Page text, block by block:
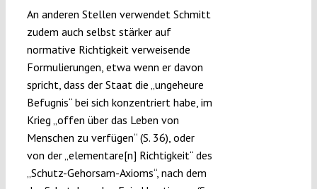
An anderen Stellen verwendet Schmitt
zudem auch selbst stärker auf
normative Richtigkeit verweisende
Formulierungen, etwa wenn er davon
spricht, dass der Staat die „ungeheure
Befugnis“ bei sich konzentriert habe, im
Krieg „offen über das Leben von
Menschen zu verfügen“ (S. 36), oder
von der „elementare[n] Richtigkeit“ des
„Schutz-Gehorsam-Axioms“, nach dem